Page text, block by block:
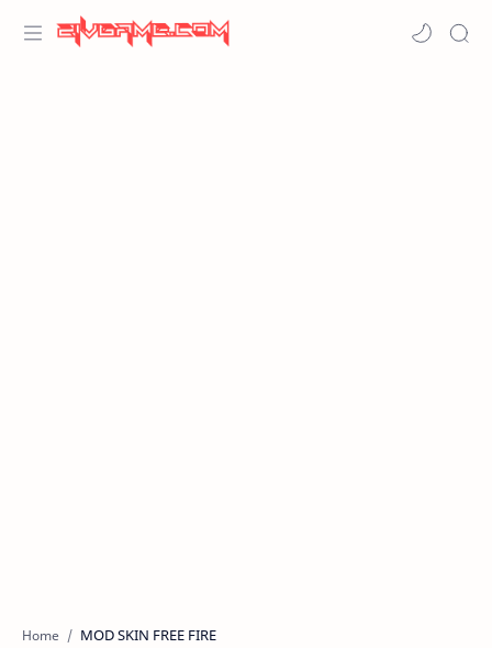
Home MOD SKIN FREE FIRE